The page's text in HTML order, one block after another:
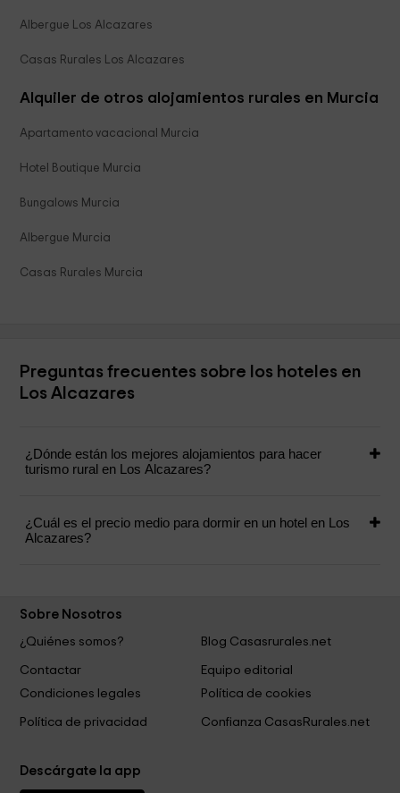
Albergue Los Alcazares
Casas Rurales Los Alcazares
Alquiler de otros alojamientos rurales en Murcia
Apartamento vacacional Murcia
Hotel Boutique Murcia
Bungalows Murcia
Albergue Murcia
Casas Rurales Murcia
Preguntas frecuentes sobre los hoteles en
Los Alcazares
¿Dónde están los mejores alojamientos para hacer
turismo rural en Los Alcazares?
¿Cuál es el precio medio para dormir en un hotel en Los
Alcazares?
Sobre Nosotros
¿Quiénes somos?
Blog Casasrurales.net
Contactar
Equipo editorial
Condiciones legales
Política de cookies
Política de privacidad Confianza CasasRurales.net
Descárgate la app